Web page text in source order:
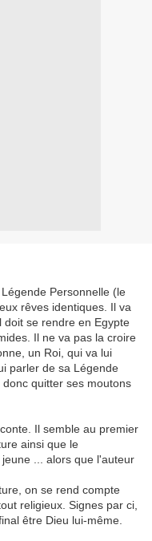
Personnelle (le
rêves identiques. Il va
se rendre en Egypte
Il ne va pas la croire
un Roi, qui va lui
parler de sa Légende
quitter ses moutons
Il semble au premier
ainsi que le
... alors que l'auteur
on se rend compte
religieux. Signes par ci,
être Dieu lui-même.